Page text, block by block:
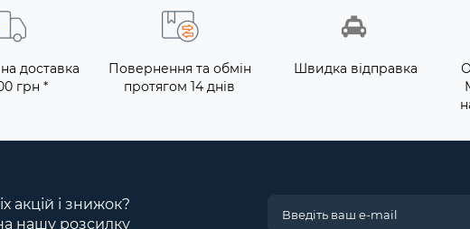
доставка
грн *
Повернення та обмін
протягом 14 днів
Швидка відправка
акцій і знижок?
нашу розсилку